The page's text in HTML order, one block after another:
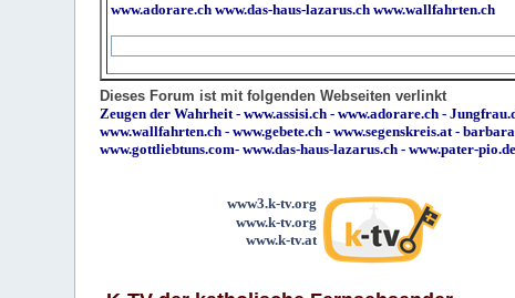
www.adorare.ch www.das-haus-lazarus.ch www.wallfahrten.ch
Dieses Forum ist mit folgenden Webseiten verlinkt
Zeugen der Wahrheit-www.assisi.ch -www.adorare.ch -
www.wallfahrten.ch -www.gebete.ch -www.segenskreis.at-
www.gottliebtuns.com-www.das-haus-lazarus.ch - www.pater-pio.de
www3.k-tv.org
www.k-tv.org
www.k-tv.at